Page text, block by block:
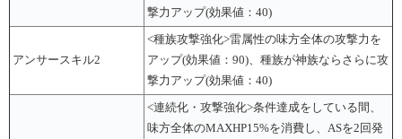
撃力アップ(効果値：40)
アンサースキル2
<種族攻撃強化>雷属性の味方全体の攻撃力を
アップ(効果値：90)、種族が神族ならさらに攻
撃力アップ(効果値：40)
<連続化・攻撃強化>条件達成をしている間、
味方全体のMAXHP15%を消費し、ASを2回発